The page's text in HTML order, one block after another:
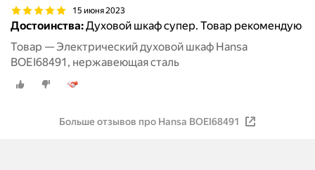
15 июня 2023
Достоинства:Духовой шкаф супер. Товар рекомендую
Товар — Электрический духовой шкаф Hansa
BOEI68491, нержавеющая сталь
Больше отзывов про Hansa BOEI68491